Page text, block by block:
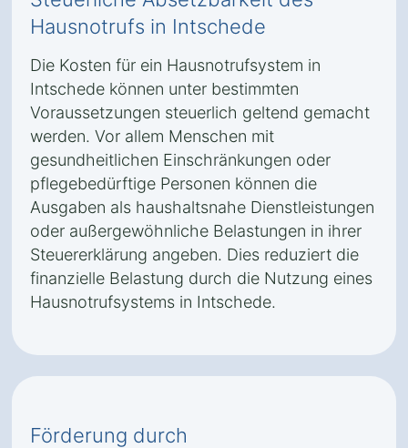
Hausnotrufs in Intschede
Die Kosten für ein Hausnotrufsystem in
Intschede können unter bestimmten
Voraussetzungen steuerlich geltend gemacht
werden. Vor allem Menschen mit
gesundheitlichen Einschränkungen oder
pflegebedürftige Personen können die
Ausgaben als haushaltsnahe Dienstleistungen
oder außergewöhnliche Belastungen in ihrer
Steuererklärung angeben. Dies reduziert die
finanzielle Belastung durch die Nutzung eines
Hausnotrufsystems in Intschede.
Förderung durch